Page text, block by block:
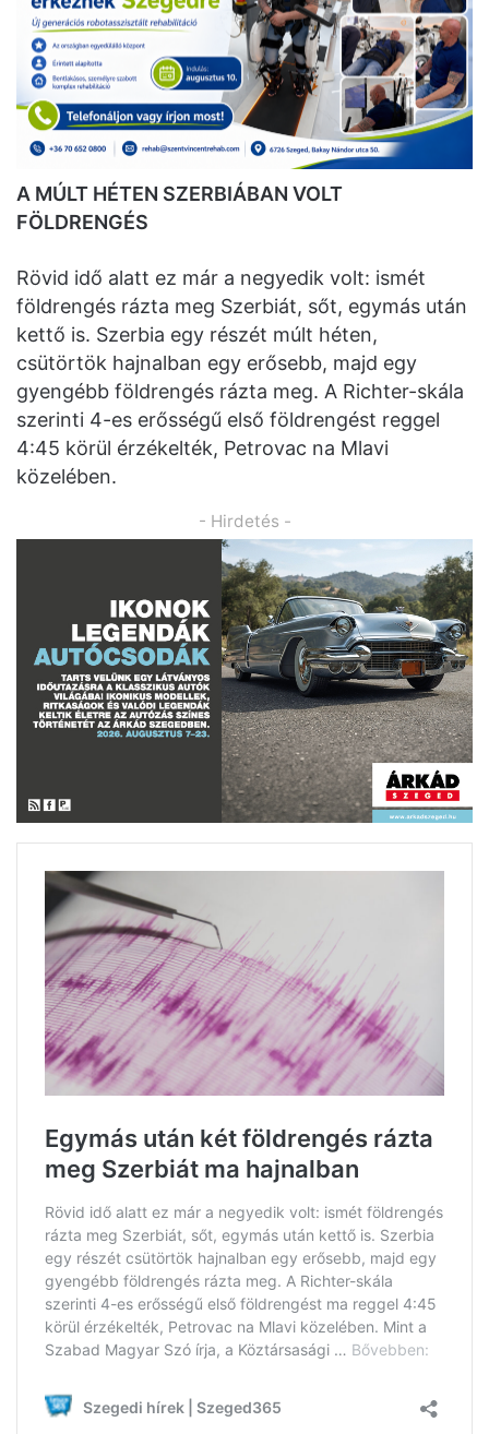
A MÚLT HÉTEN SZERBIÁBAN VOLT
FÖLDRENGÉS
Rövid idő alatt ez már a negyedik volt: ismét
földrengés rázta meg Szerbiát, sőt, egymás után
kettő is. Szerbia egy részét múlt héten,
csütörtök hajnalban egy erősebb, majd egy
gyengébb földrengés rázta meg. A Richter-skála
szerinti 4-es erősségű első földrengést reggel
4:45 körül érzékelték, Petrovac na Mlavi
közelében.
- Hirdetés -